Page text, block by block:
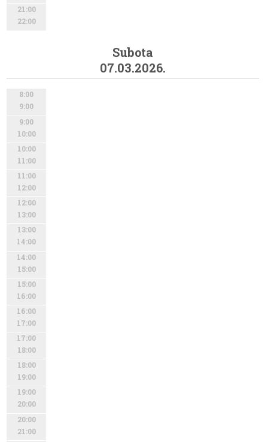
21:00
22:00
Subota
07.03.2026.
8:00
9:00
9:00
10:00
10:00
11:00
11:00
12:00
12:00
13:00
13:00
14:00
14:00
15:00
15:00
16:00
16:00
17:00
17:00
18:00
18:00
19:00
19:00
20:00
20:00
21:00